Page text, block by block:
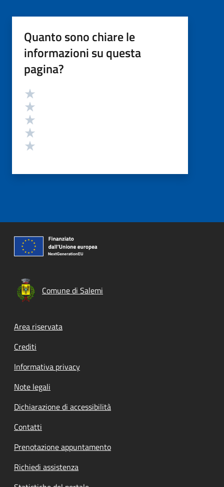
Quanto sono chiare le
informazioni su questa
pagina?
Valutazione
Comune di Salemi
Footer menu
Area riservata
Crediti
Informativa privacy
Note legali
Dichiarazione di accessibilità
Contatti
Prenotazione appuntamento
Richiedi assistenza